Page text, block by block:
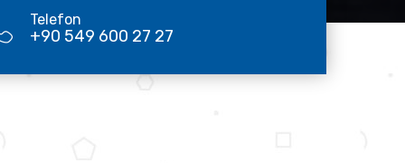
Telefon
+90 549 600 27 27